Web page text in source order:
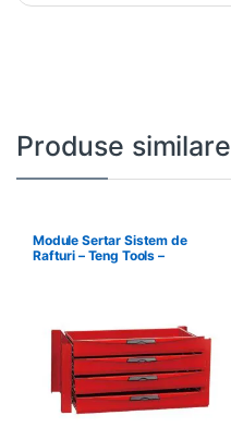
Produse similare
Module Sertar Sistem de
Rafturi – Teng Tools –